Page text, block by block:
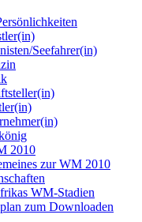
Seefahrer(in)
2010
zur WM 2010
WM-Stadien
zum Downloaden